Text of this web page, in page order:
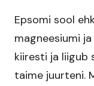
Epsomi sool
magneesiumi ja
kiiresti ja liigub
taime juurteni.